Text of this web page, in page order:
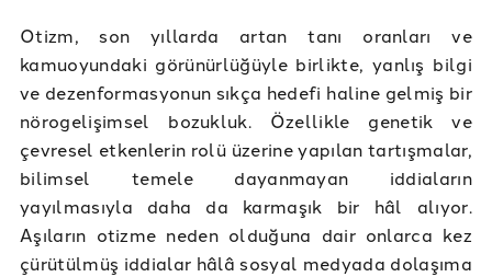
Otizm, son yıllarda artan tanı oranları ve
kamuoyundaki görünürlüğüyle birlikte, yanlış bilgi
ve dezenformasyonun sıkça hedefi haline gelmiş bir
nörogelişimsel bozukluk. Özellikle genetik ve
çevresel etkenlerin rolü üzerine yapılan tartışmalar,
bilimsel temele dayanmayan iddiaların
yayılmasıyla daha da karmaşık bir hâl alıyor.
Aşıların otizme neden olduğuna dair onlarca kez
çürütülmüş iddialar hâlâ sosyal medyada dolaşıma